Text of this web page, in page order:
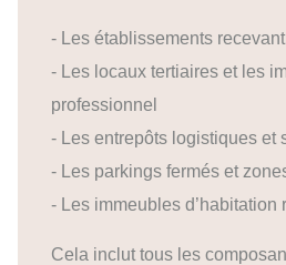
- Les établissements
- Les locaux tertiaires et les
professionnel
- Les entrepôts logistiques et
- Les parkings fermés et
- Les immeubles d’habitation
Cela inclut tous les